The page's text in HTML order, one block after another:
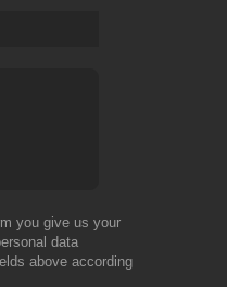
you give us your
data
above according